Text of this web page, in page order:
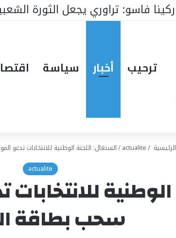
الوطنية : ملفات رئيس
ترحيب أخبار سياسة
الرئيسية /
actualite
/السنغال: اللجنة الوطنية للانتخابات تدعو
actualite
سحب بطاقة